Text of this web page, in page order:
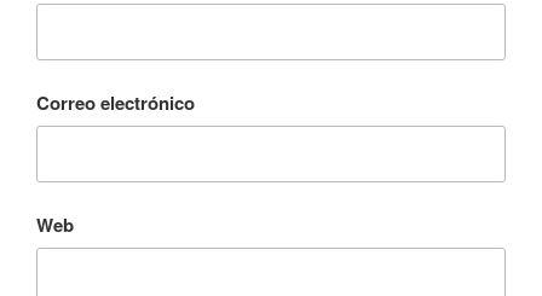
Correo electrónico
Web